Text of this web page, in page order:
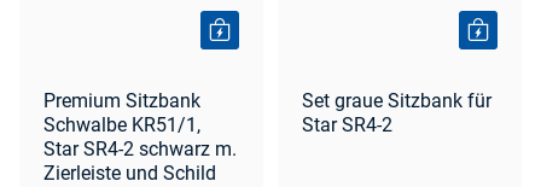
Premium Sitzbank
Schwalbe KR51/1,
Star SR4-2 schwarz m.
Zierleiste und Schild
Set graue Sitzbank für
Star SR4-2